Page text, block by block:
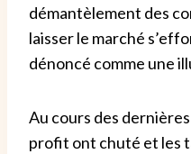
démantèlement des
laisser le marché
dénoncé comme une
Au cours des
profit ont chuté et les